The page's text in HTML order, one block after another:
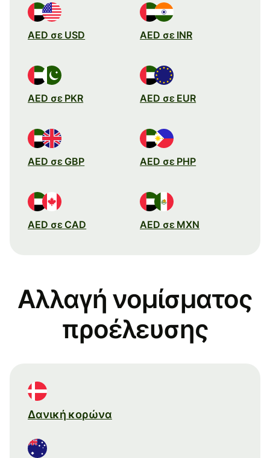
AED σε USD AED σε INR
AED σε PKR AED σε EUR
AED σε GBP AED σε PHP
AED σε CAD AED σε MXN
Αλλαγή νομίσματος
προέλευσης
Δανική κορώνα